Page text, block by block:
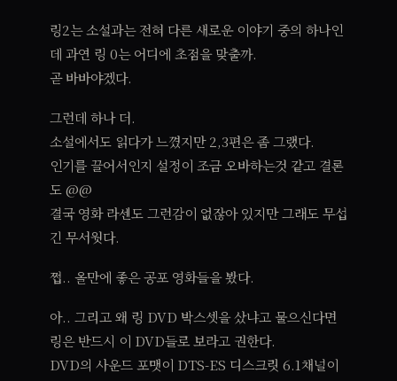
링2는 소설과는 전혀 다른 새로운 이야기 중의 하나인
데 과연 링 0는 어디에 초점을 맞출까.
곧 바바야겠다.
그런데 하나 더.
소설에서도 읽다가 느꼈지만 2,3편은 좀 그랬다.
인기를 끌어서인지 설정이 조금 오바하는것 같고 결론
도 @@
결국 영화 라센도 그런감이 없잖아 있지만 그래도 무섭
긴 무서웟다.
쩝.. 올만에 좋은 공포 영화들을 봤다.
아.. 그리고 왜 링 DVD 박스셋을 샀냐고 물으신다면
링은 반드시 이 DVD들로 보라고 권한다.
DVD의 사운드 포맷이 DTS-ES 디스크릿 6.1채널이